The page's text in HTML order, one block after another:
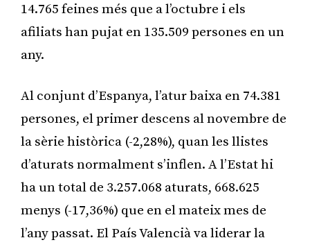
14.765 feines més que a l’octubre i els
afiliats han pujat en 135.509 persones en un
any.
Al conjunt d’Espanya, l’atur baixa en 74.381
persones, el primer descens al novembre de
la sèrie històrica (-2,28%), quan les llistes
d’aturats normalment s’inflen. A l’Estat hi
ha un total de 3.257.068 aturats, 668.625
menys (-17,36%) que en el mateix mes de
l’any passat. El País Valencià va liderar la